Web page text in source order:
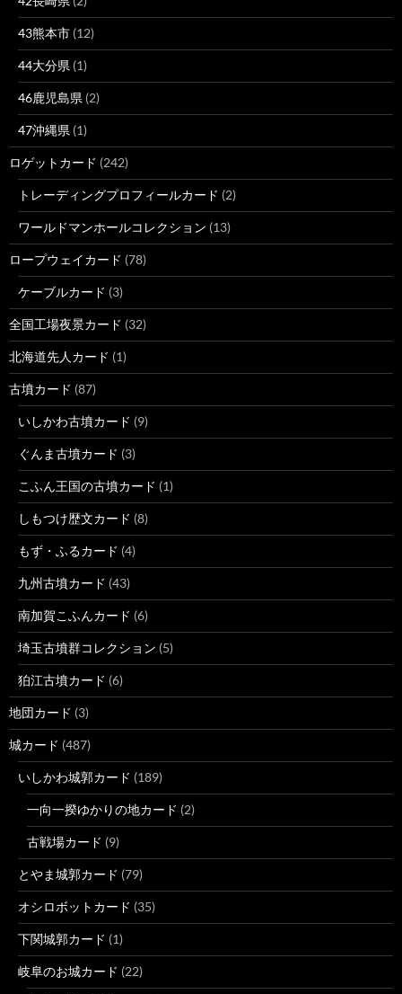
43熊本市 (12)
44大分県 (1)
46鹿児島県 (2)
47沖縄県 (1)
ロゲットカード (242)
トレーディングプロフィールカード (2)
ワールドマンホールコレクション (13)
ロープウェイカード (78)
ケーブルカード (3)
全国工場夜景カード (32)
北海道先人カード (1)
古墳カード (87)
いしかわ古墳カード (9)
ぐんま古墳カード (3)
こふん王国の古墳カード (1)
しもつけ歴文カード (8)
もず・ふるカード (4)
九州古墳カード (43)
南加賀こふんカード (6)
埼玉古墳群コレクション (5)
狛江古墳カード (6)
地団カード (3)
城カード (487)
いしかわ城郭カード (189)
一向一揆ゆかりの地カード (2)
古戦場カード (9)
とやま城郭カード (79)
オシロボットカード (35)
下関城郭カード (1)
岐阜のお城カード (22)